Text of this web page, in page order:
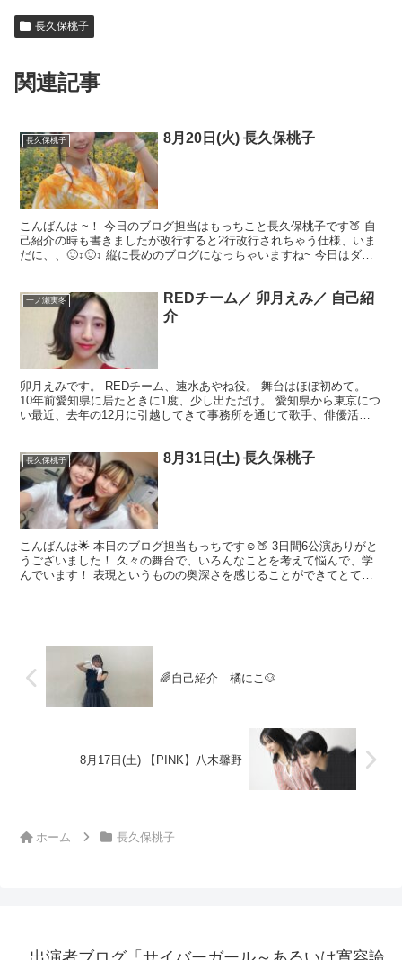
長久保桃子
関連記事
長久保桃子 8月20日(火) 長久保桃子
こんばんは ~！ 今日のブログ担当はもっちこと長久保桃子です🍑 自
己紹介の時も書きましたが改行すると2行改行されちゃう仕様、いま
だに、、🙂‍↕️🙂‍↕️ 縦に長めのブログになっちゃいますね~ 今日はダン
一ノ瀬実冬
REDチーム／ 卯月えみ／ 自己紹
介
卯月えみです。 REDチーム、速水あやね役。 舞台はほぼ初めて。
10年前愛知県に居たときに1度、少し出ただけ。 愛知県から東京につ
い最近、去年の12月に引越してきて事務所を通じて歌手、俳優活動
長久保桃子 8月31日(土) 長久保桃子
こんばんは🌟 本日のブログ担当もっちです☺️🍑 3日間6公演ありがと
うございました！ 久々の舞台で、いろんなことを考えて悩んで、学
んでいます！ 表現というものの奥深さを感じることができてとても
🌈自己紹介 橘にこ🐶
8月17日(土) 【PINK】八木馨野
ホーム 長久保桃子